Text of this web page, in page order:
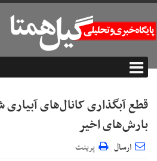
قطع آبگذاری کانال‌های
بارش‌های اخیر
ارسال پرینت